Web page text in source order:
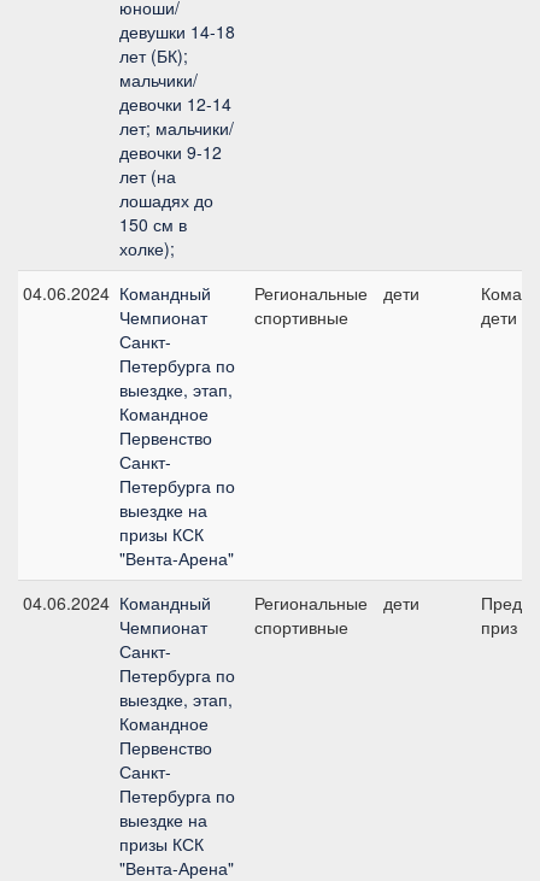
юноши/
девушки 14-18
лет (БК);
мальчики/
девочки 12-14
лет; мальчики/
девочки 9-12
лет (на
лошадях до
150 см в
холке);
04.06.2024 Командный
Чемпионат
Санкт-
Петербурга по
выездке, этап,
Командное
Первенство
Санкт-
Петербурга по
выездке на
призы КСК
"Вента-Арена"
Региональные
спортивные
дети
дети
04.06.2024 Командный
Чемпионат
Санкт-
Петербурга по
выездке, этап,
Командное
Первенство
Санкт-
Петербурга по
выездке на
призы КСК
"Вента-Арена"
Региональные
спортивные
дети
приз В